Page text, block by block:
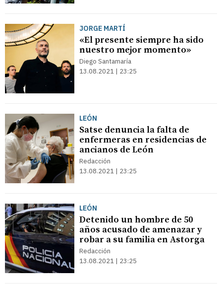
JORGE MARTÍ
«El presente siempre ha sido
nuestro mejor momento»
Diego Santamaría
13.08.2021 | 23:25
LEÓN
Satse denuncia la falta de
enfermeras en residencias de
ancianos de León
Redacción
13.08.2021 | 23:25
LEÓN
Detenido un hombre de 50
años acusado de amenazar y
robar a su familia en Astorga
Redacción
13.08.2021 | 23:25